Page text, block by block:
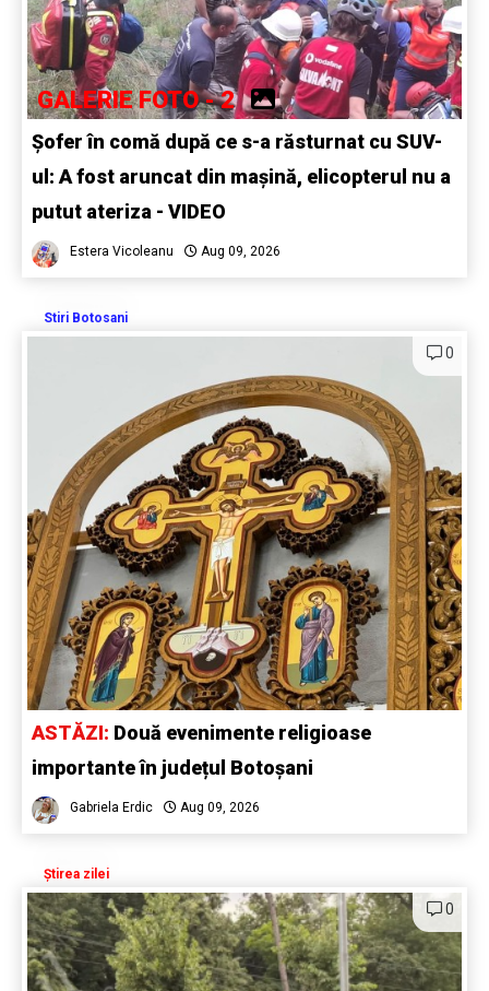
GALERIE FOTO - 2
Șofer în comă după ce s-a răsturnat cu SUV-
ul: A fost aruncat din mașină, elicopterul nu a
putut ateriza - VIDEO
Estera Vicoleanu Aug 09, 2026
Stiri Botosani
0
ASTĂZI: Două evenimente religioase
importante în județul Botoșani
Gabriela Erdic Aug 09, 2026
Știrea zilei
0